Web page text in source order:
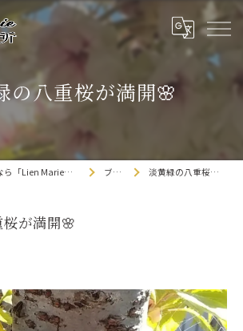
の八重桜が満開🌸
尼崎の結婚相談所なら「Lien Marie結婚相談所」 ブログ 淡黄緑の八重桜が満開🌸
が満開🌸